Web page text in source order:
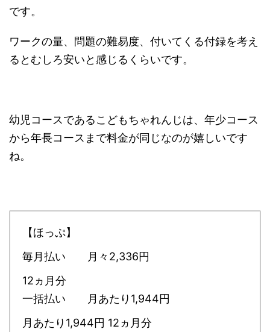
です。
ワークの量、問題の難易度、付いてくる付録を考え
るとむしろ安いと感じるくらいです。
幼児コースであるこどもちゃれんじは、年少コース
から年長コースまで料金が同じなのが嬉しいです
ね。
【ほっぷ】
毎月払い 月々2,336円
12ヵ月分
一括払い 月あたり1,944円
月あたり1,944円 12ヵ月分